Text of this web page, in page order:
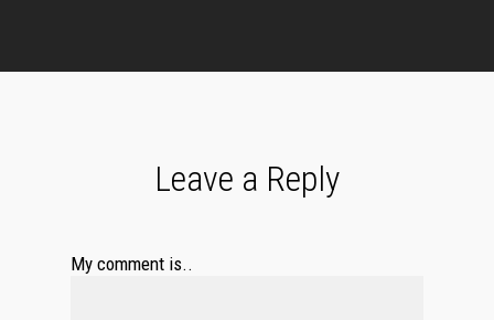
Leave a Reply
My comment is..